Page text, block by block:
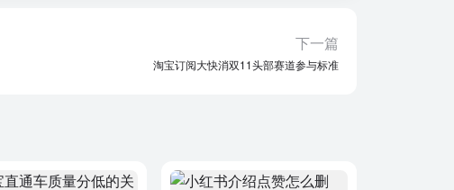
下一篇
淘宝订阅大快消双11头部赛道参与标准